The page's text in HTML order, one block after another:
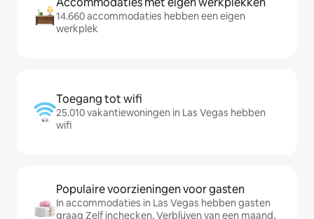
14.660 accommodaties hebben een eigen
werkplek
Toegang tot wifi
25.010 vakantiewoningen in Las Vegas hebben
wifi
Populaire voorzieningen voor gasten
In accommodaties in Las Vegas hebben gasten
graag Zelf inchecken, Verblijven van een maand,